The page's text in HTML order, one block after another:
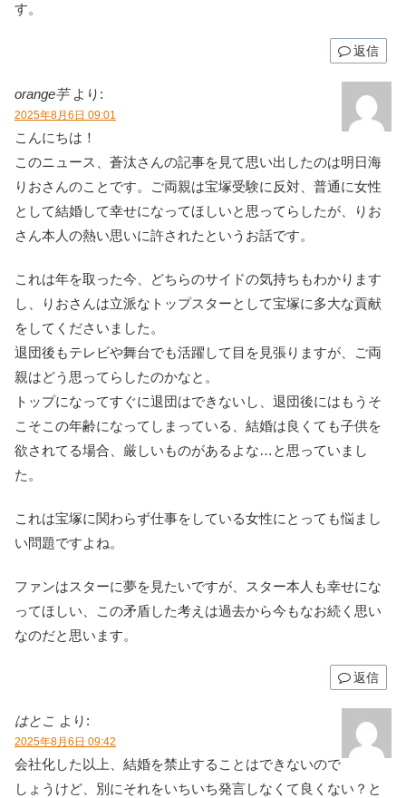
す。
返信
orange芋 より:
2025年8月6日 09:01
こんにちは！
このニュース、蒼汰さんの記事を見て思い出したのは明日海
りおさんのことです。ご両親は宝塚受験に反対、普通に女性
として結婚して幸せになってほしいと思ってらしたが、りお
さん本人の熱い思いに許されたというお話です。
これは年を取った今、どちらのサイドの気持ちもわかります
し、りおさんは立派なトップスターとして宝塚に多大な貢献
をしてくださいました。
退団後もテレビや舞台でも活躍して目を見張りますが、ご両
親はどう思ってらしたのかなと。
トップになってすぐに退団はできないし、退団後にはもうそ
こそこの年齢になってしまっている、結婚は良くても子供を
欲されてる場合、厳しいものがあるよな…と思っていまし
た。
これは宝塚に関わらず仕事をしている女性にとっても悩まし
い問題ですよね。
ファンはスターに夢を見たいですが、スター本人も幸せにな
ってほしい、この矛盾した考えは過去から今もなお続く思い
なのだと思います。
返信
はとこ より:
2025年8月6日 09:42
会社化した以上、結婚を禁止することはできないので
しょうけど、別にそれをいちいち発言しなくて良くない？と